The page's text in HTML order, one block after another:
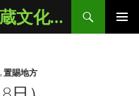
公益財団法人山形県埋蔵文化財センター
,置賜地方